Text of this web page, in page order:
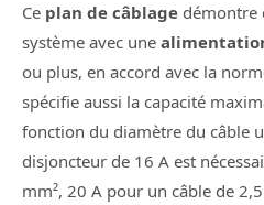
Ce plan de câblage démontre
système avec une
ou plus, en accord avec la
spécifie aussi la capacité
fonction du diamètre du câble
disjoncteur de 16 A est
mm², 20 A pour un câble de